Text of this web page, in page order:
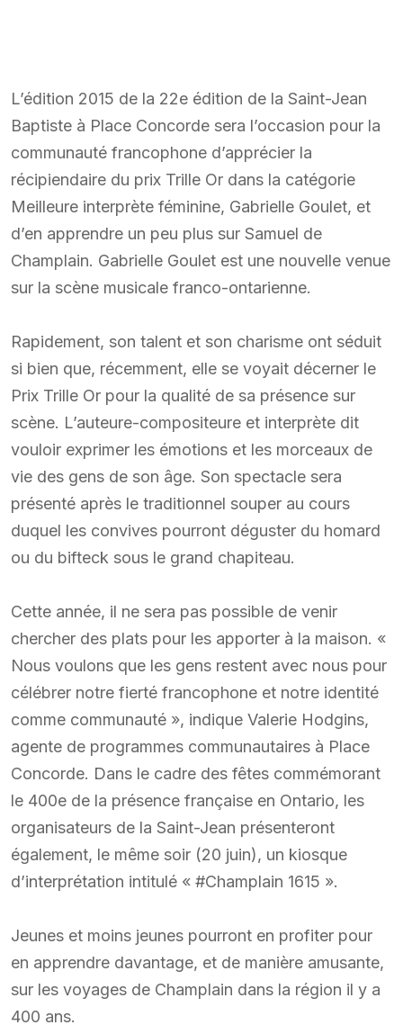
L’édition 2015 de la 22e édition de la Saint-Jean
Baptiste à Place Concorde sera l’occasion pour la
communauté francophone d’apprécier la
récipiendaire du prix Trille Or dans la catégorie
Meilleure interprète féminine, Gabrielle Goulet, et
d’en apprendre un peu plus sur Samuel de
Champlain. Gabrielle Goulet est une nouvelle venue
sur la scène musicale franco-ontarienne.
Rapidement, son talent et son charisme ont séduit
si bien que, récemment, elle se voyait décerner le
Prix Trille Or pour la qualité de sa présence sur
scène. L’auteure-compositeure et interprète dit
vouloir exprimer les émotions et les morceaux de
vie des gens de son âge. Son spectacle sera
présenté après le traditionnel souper au cours
duquel les convives pourront déguster du homard
ou du bifteck sous le grand chapiteau.
Cette année, il ne sera pas possible de venir
chercher des plats pour les apporter à la maison. «
Nous voulons que les gens restent avec nous pour
célébrer notre fierté francophone et notre identité
comme communauté », indique Valerie Hodgins,
agente de programmes communautaires à Place
Concorde. Dans le cadre des fêtes commémorant
le 400e de la présence française en Ontario, les
organisateurs de la Saint-Jean présenteront
également, le même soir (20 juin), un kiosque
d’interprétation intitulé « #Champlain 1615 ».
Jeunes et moins jeunes pourront en profiter pour
en apprendre davantage, et de manière amusante,
sur les voyages de Champlain dans la région il y a
400 ans.